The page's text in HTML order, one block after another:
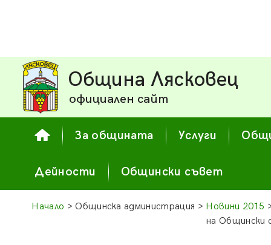
Община Лясковец
официален сайт
За общината Услуги
Дейности Общински съвет
Начало > Общинска администрация > Новини 2015
на Общински